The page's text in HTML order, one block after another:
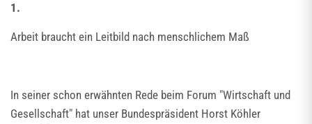
1.
Arbeit braucht ein Leitbild nach menschlichem Maß
In seiner schon erwähnten Rede beim Forum "Wirtschaft und
Gesellschaft" hat unser Bundespräsident Horst Köhler